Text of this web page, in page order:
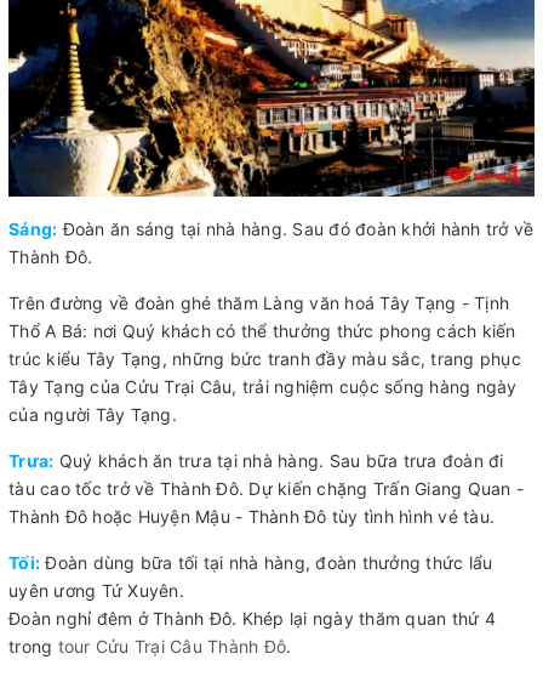
Sáng: Đoàn ăn sáng tại nhà hàng. Sau đó đoàn khởi hành trở về
Thành Đô.
Trên đường về đoàn ghé thăm Làng văn hoá Tây Tạng - Tịnh
Thổ A Bá: nơi Quý khách có thể thưởng thức phong cách kiến
trúc kiểu Tây Tạng, những bức tranh đầy màu sắc, trang phục
Tây Tạng của Cửu Trại Câu, trải nghiệm cuộc sống hàng ngày
của người Tây Tạng.
Trưa: Quý khách ăn trưa tại nhà hàng. Sau bữa trưa đoàn đi
tàu cao tốc trở về Thành Đô. Dự kiến chặng Trấn Giang Quan -
Thành Đô hoặc Huyện Mậu - Thành Đô tùy tình hình vé tàu.
Tối:Đoàn dùng bữa tối tại nhà hàng, đoàn thưởng thức lẩu
uyên ương Tứ Xuyên.
Đoàn nghỉ đêm ở Thành Đô. Khép lại ngày thăm quan thứ 4
trong tour Cửu Trại Câu Thành Đô.